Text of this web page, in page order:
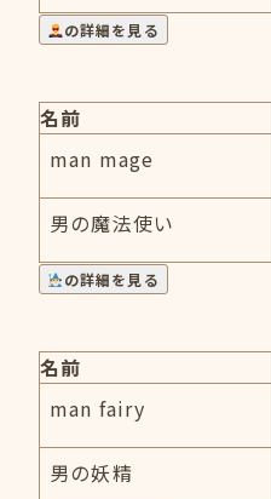
の詳細を見る
名前
man mage
男の魔法使い
の詳細を見る
名前
man fairy
男の妖精